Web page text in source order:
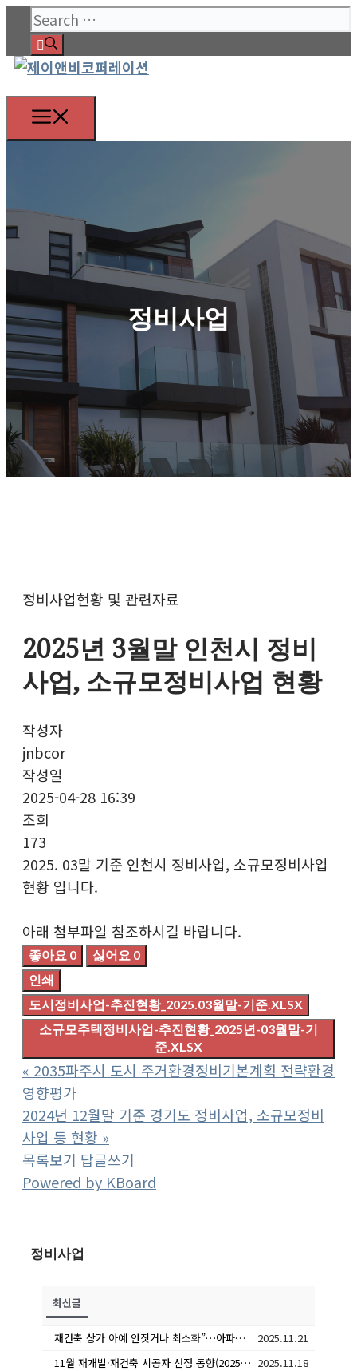
content
Search
for:
정비사업
정비사업현황 및 관련자료
2025년 3월말 인천시 정비
사업, 소규모정비사업 현황
작성자
jnbcor
작성일
2025-04-28 16:39
조회
173
2025. 03말 기준 인천시 정비사업, 소규모정비사업
현황 입니다.
아래 첨부파일 참조하시길 바랍니다.
좋아요 0 싫어요 0
인쇄
도시정비사업-추진현황_2025.03월말-기준.XLSX
소규모주택정비사업-추진현황_2025년-03월말-기
준.XLSX
« 2035파주시 도시 주거환경정비기본계획 전략환경
영향평가
2024년 12월말 기준 경기도 정비사업, 소규모정비
사업 등 현황 »
목록보기 답글쓰기
Powered by KBoard
정비사업
최신글
재건축 상가 아예 안짓거나 최소화”…아파트 올인하는 방식 확산
2025.11.21
11월 재개발·재건축 시공자 선정 동향(2025.10.27.~2025.11.23.) 2025.11.18